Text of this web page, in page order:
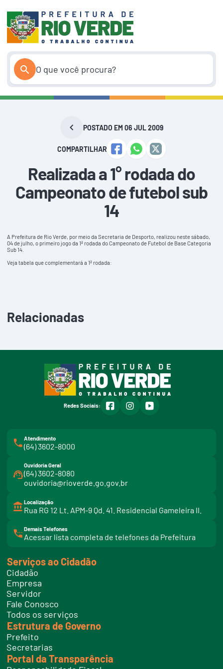
conteúdo
POSTADO EM 06 JUL 2009
COMPARTILHAR
Realizada a 1° rodada do
Campeonato de futebol sub
14
A Prefeitura de Rio Verde, por meio da Secretaria de Desporto, realizou neste sábado,
04 de julho, o primeiro jogo da 1ª rodada do Campeonato de Futebol de Base Categoria
Sub 14.
Veja tabela que complementará a 1ª rodada:
Relacionadas
Redes Sociais: facebookinstagramyoutube
Atendimento
(64) 3602-8000
Ouvidoria Geral
(64) 3602-8080
ouvidoria@rioverde.go.gov.br
Localização
Rua RG 12 Lt. APM-9 Qd. 41. Residencial Gameleira II.
Demais Telefones
Acessar lista completa de telefones da Prefeitura
i
t
e
l
f
o
e
s
Serviços ao Cidadão
Cidadão
Empresa
Servidor
Fale Conosco
Todos os serviços
Estrutura de Governo
Prefeito
Secretarias
Portal da Transparência